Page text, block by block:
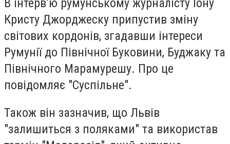
В інтерв’ю румунському журналісту Іону
Кристу Джорджеску припустив зміну
світових кордонів, згадавши інтереси
Румунії до Північної Буковини, Буджаку та
Північного Марамурешу. Про це
повідомляє "Суспільне".
Також він зазначив, що Львів
"залишиться з поляками" та використав